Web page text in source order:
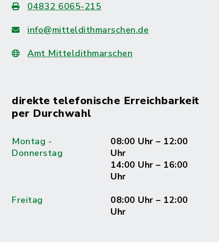
04832 6065-215
info@mitteldithmarschen.de
Amt Mitteldithmarschen
direkte telefonische Erreichbarkeit
per Durchwahl
Montag -
Donnerstag
08:00 Uhr – 12:00
Uhr
14:00 Uhr – 16:00
Uhr
Freitag
08:00 Uhr – 12:00
Uhr